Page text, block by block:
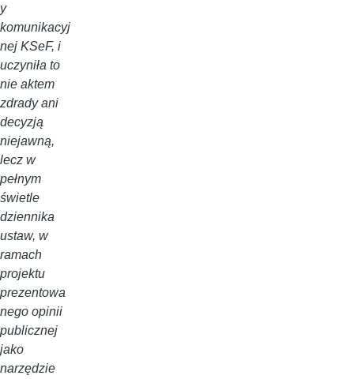
y
komunikacyj
nej KSeF, i
uczyniła to
nie aktem
zdrady ani
decyzją
niejawną,
lecz w
pełnym
świetle
dziennika
ustaw, w
ramach
projektu
prezentowa
nego opinii
publicznej
jako
narzędzie